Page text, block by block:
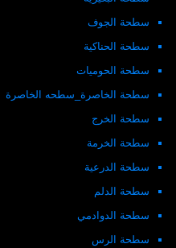
سطحة الجوف
سطحة الحناكية
سطحة الحوميات
سطحة الخاصرة_سطحه الخاصرة
سطحة الخرج
سطحة الخرمة
سطحة الدرعية
سطحة الدلم
سطحة الدوادمي
سطحة الرس